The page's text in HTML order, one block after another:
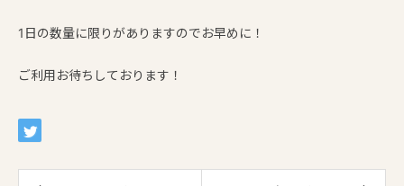
1日の数量に限りがありますのでお早めに！
ご利用お待ちしております！